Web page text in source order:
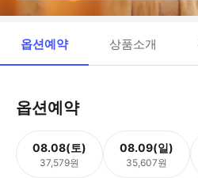
옵션예약 상품소개
옵션예약
08.08(토)
37,579원
08.09(일)
35,607원